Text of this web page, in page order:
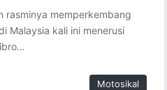
rasminya memperkembang
Malaysia kali ini menerusi
Motosikal